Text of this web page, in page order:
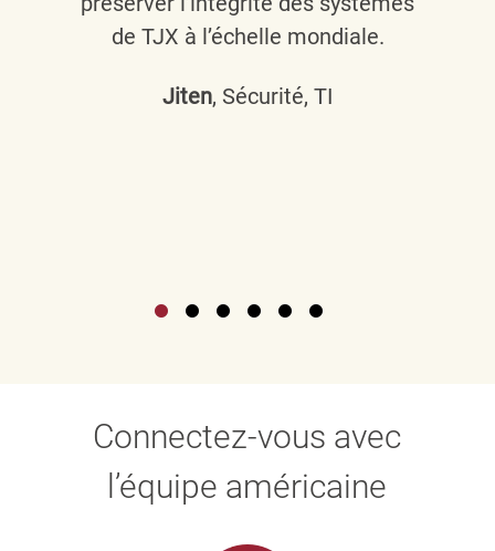
de TJX à l’échelle mondiale.
Jiten, Sécurité, TI
Connectez-vous avec
l’équipe américaine